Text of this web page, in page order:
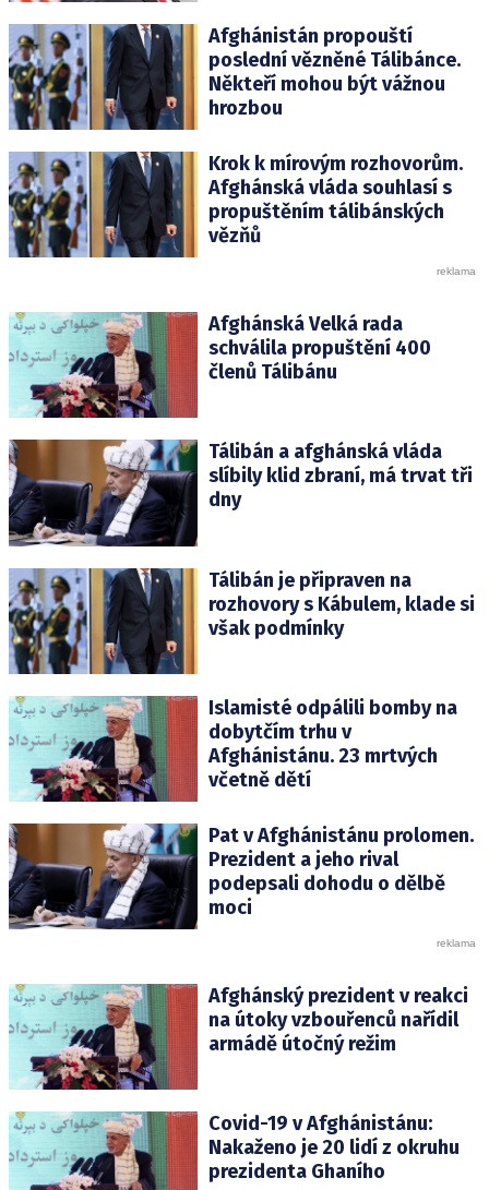
Afghánistán propouští
poslední vězněné Tálibánce.
Někteří mohou být vážnou
hrozbou
Krok k mírovým rozhovorům.
Afghánská vláda souhlasí s
propuštěním tálibánských
vězňů
Afghánská Velká rada
schválila propuštění 400
členů Tálibánu
Tálibán a afghánská vláda
slíbily klid zbraní, má trvat tři
dny
Tálibán je připraven na
rozhovory s Kábulem, klade si
však podmínky
Islamisté odpálili bomby na
dobytčím trhu v
Afghánistánu. 23 mrtvých
včetně dětí
Pat v Afghánistánu prolomen.
Prezident a jeho rival
podepsali dohodu o dělbě
moci
Afghánský prezident v reakci
na útoky vzbouřenců nařídil
armádě útočný režim
Covid-19 v Afghánistánu:
Nakaženo je 20 lidí z okruhu
prezidenta Ghaního